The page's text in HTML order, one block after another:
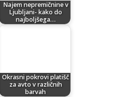
Najem nepremičnine v
Ljubljani- kako do
najboljšega…
Okrasni pokrovi platišč
za avto v različnih
barvah